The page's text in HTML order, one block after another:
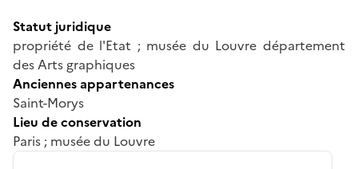
Statut juridique
propriété de l'Etat ; musée du Louvre département
des Arts graphiques
Anciennes appartenances
Saint-Morys
Lieu de conservation
Paris ; musée du Louvre